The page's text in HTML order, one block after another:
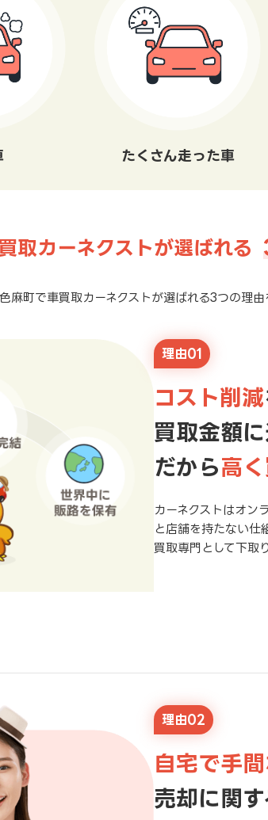
たくさん走った車
取カーネクストが選ばれる
麻町で車買取カーネクストが選ばれる3つの理由
理由01
コスト削減
買取金額に
だから高
カーネクストはオン
と店舗を持たない仕
買取専門として下取
理由02
自宅で手間
売却に関